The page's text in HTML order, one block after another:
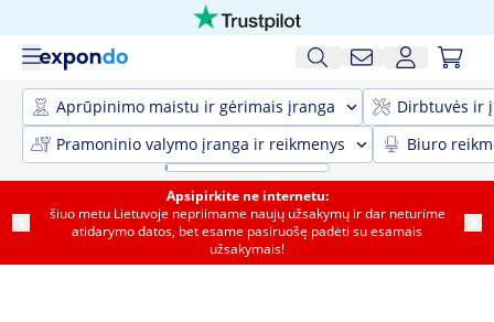
Aprūpinimo maistu ir gėrimais įranga
Dirbtuvės ir
Pramoninio valymo įranga ir reikmenys
Biuro
Apsipirkite ne internetu:
šiuo metu Lietuvoje nepriimame naujų užsakymų ir dar neturime
atidarymo datos, bet esame pasiruošę padėti su esamais
užsakymais!